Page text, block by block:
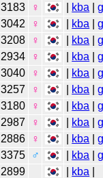
3183 ♀ kba |
3042 ♀ kba |
3208 ♀ kba |
2934 ♀ kba |
3040 ♀ kba |
3257 ♀ kba |
3180 ♀ kba |
2987 ♀ kba |
2886 ♀ kba |
3375 ♂ kba |
2899 kba